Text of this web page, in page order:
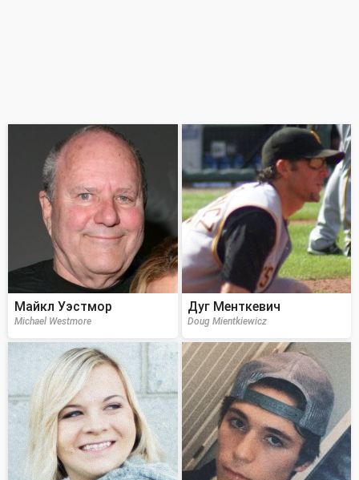
Майкл Уэстмор
Michael Westmore
Дуг Менткевич
Doug Mientkiewicz